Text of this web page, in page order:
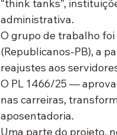
“think tanks”,
administrativa.
O grupo de trabalho
(Republicanos-PB), a
reajustes aos
O PL 1466/25 —
nas carreiras,
aposentadoria.
Uma parte do projeto,